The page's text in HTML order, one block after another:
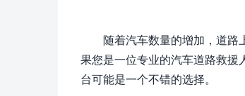
随着汽车数量的增加，道路
果您是一位专业的汽车道路救援
台可能是一个不错的选择。